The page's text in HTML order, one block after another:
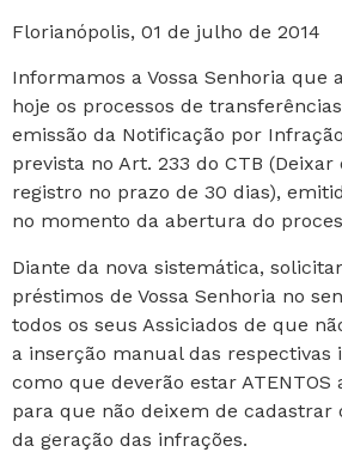
Florianópolis, 01 de julho de 2014
Informamos a Vossa Senhoria que
hoje os processos de
emissão da Notificação por
prevista no Art. 233 do CTB
registro no prazo de 30 dias),
no momento da abertura do
Diante da nova sistemática,
préstimos de Vossa Senhoria no
todos os seus Assiciados de que
a inserção manual das respectivas
como que deverão estar ATENTOS
para que não deixem de cadastrar
da geração das infrações.